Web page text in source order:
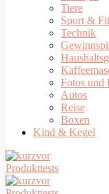
Tiere
Sport &
Technik
Fotos und
Autos
Reise
Boxen
Kind & Kegel